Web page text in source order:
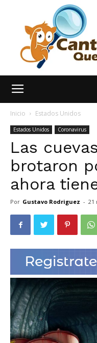
Inicio Estados Unidos
Estados Unidos Coronavirus
Las
brotaron
ahora
Por Gustavo Rodriguez - 21